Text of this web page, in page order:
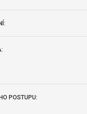
POSTUPU: